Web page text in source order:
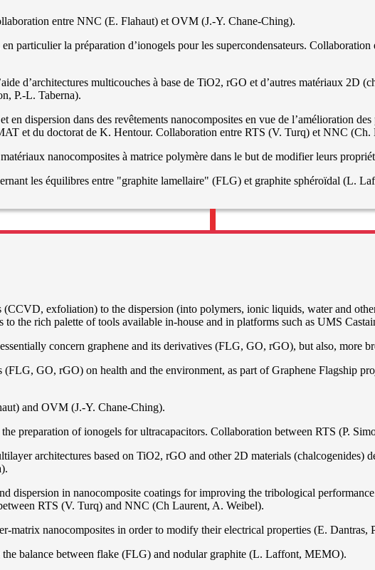
entre NNC (E. Flahaut) et OVM (J.-Y. Chane-Ching).
particulier la préparation d’ionogels pour les supercondensateurs.
d’architectures multicouches à base de TiO2, rGO et d’autres matériaux 2D
P.-L. Taberna).
dispersion dans des revêtements nanocomposites en vue de l’amélioration
et du doctorat de K. Hentour. Collaboration entre RTS (V. Turq) et NNC (Ch.
nanocomposites à matrice polymère dans le but de modifier leurs
les équilibres entre "graphite lamellaire" (FLG) et graphite sphéroïdal (L.
exfoliation) to the dispersion (into polymers, ionic liquids, water and
to the rich palette of tools available in-house and in platforms such as UMS
concern graphene and its derivatives (FLG, GO, rGO), but also, more
GO, rGO) on health and the environment, as part of Graphene Flagship
and OVM (J.-Y. Chane-Ching).
preparation of ionogels for ultracapacitors. Collaboration between RTS (P.
architectures based on TiO2, rGO and other 2D materials
dispersion in nanocomposite coatings for improving the tribological
RTS (V. Turq) and NNC (Ch Laurent, A. Weibel).
nanocomposites in order to modify their electrical properties (E. Dantras,
balance between flake (FLG) and nodular graphite (L. Laffont, MEMO).